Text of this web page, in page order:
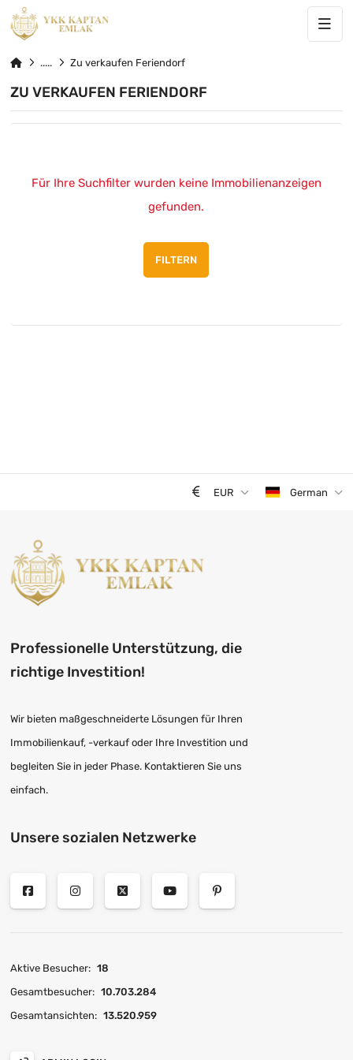
Zu verkaufen Feriendorf
ZU VERKAUFEN FERIENDORF
Für Ihre Suchfilter wurden keine Immobilienanzeigen
gefunden.
FILTERN
EUR German
Professionelle Unterstützung, die
richtige Investition!
Wir bieten maßgeschneiderte Lösungen für Ihren
Immobilienkauf, -verkauf oder Ihre Investition und
begleiten Sie in jeder Phase. Kontaktieren Sie uns
einfach.
Unsere sozialen Netzwerke
Aktive Besucher: 18
Gesamtbesucher: 10.703.284
Gesamtansichten: 13.520.959